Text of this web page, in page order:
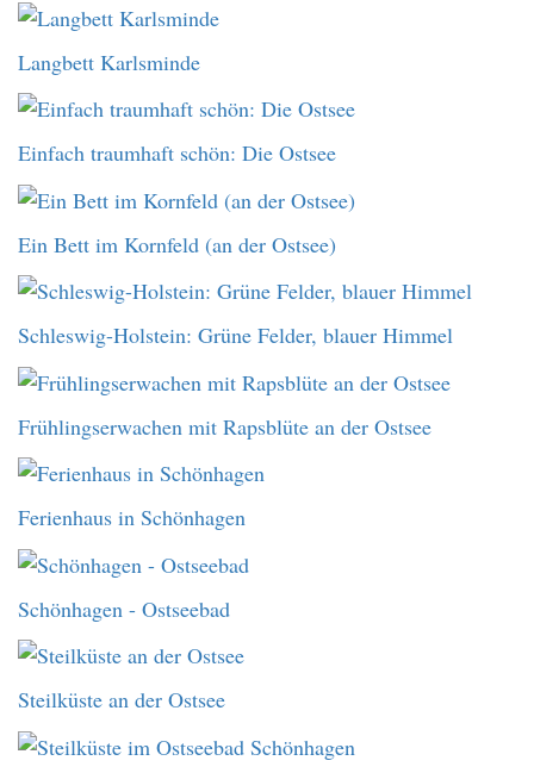
Langbett Karlsminde
Einfach traumhaft schön: Die Ostsee
Ein Bett im Kornfeld (an der Ostsee)
Schleswig-Holstein: Grüne Felder, blauer Himmel
Frühlingserwachen mit Rapsblüte an der Ostsee
Ferienhaus in Schönhagen
Schönhagen - Ostseebad
Steilküste an der Ostsee